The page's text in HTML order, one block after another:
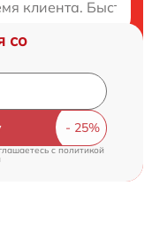
клиента. Быстро
со
cполитикой